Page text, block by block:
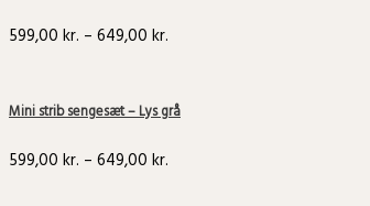
599,00 kr. – 649,00 kr.
Mini strib sengesæt – Lys grå
599,00 kr. – 649,00 kr.